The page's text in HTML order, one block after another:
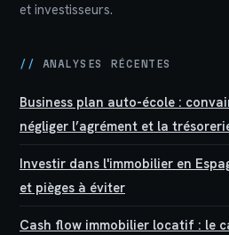
et investisseurs.
// ANALYSES RÉCENTES
Business plan auto-école :
négliger l’agrément et la
Investir dans l'immobilier en
et pièges à éviter
Cash flow immobilier locatif : le